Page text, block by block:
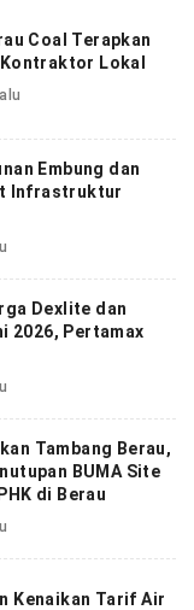
Coal Terapkan
Lokal
Embung dan
Infrastruktur
Dexlite dan
2026, Pertamax
Tambang Berau,
BUMA Site
di Berau
Kenaikan Tarif Air